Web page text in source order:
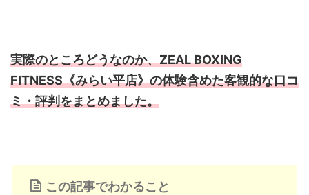
実際のところどうなのか、ZEAL BOXING
FITNESS《みらい平店》の体験含めた客観的な口コ
ミ・評判をまとめました。
この記事でわかること